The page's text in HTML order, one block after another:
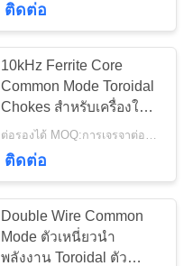
ติดต่อ
10kHz Ferrite Core
Common Mode Toroidal
Chokes สำหรับเครื่องใช้
ไฟฟ้า
ต่อรองได้ MOQ:การเจรจาต่อรอง
ติดต่อ
Double Wire Common
Mode ตัวเหนี่ยวนำ
พลังงาน Toroidal ตัว